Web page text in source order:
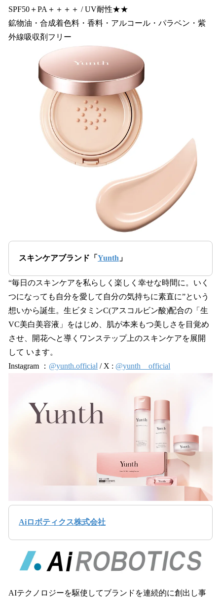
SPF50＋PA＋＋＋＋ / UV耐性★★
鉱物油・合成着色料・香料・アルコール・パラベン・紫
外線吸収剤フリー
スキンケアブランド「 Yunth 」
“毎⽇のスキンケアを私らしく楽しく幸せな時間に。いく
つになっても⾃分を愛して⾃分の気持ちに素直に”という
想いから誕⽣。⽣ビタミンC(アスコルビン酸)配合の「⽣
VC美⽩美容液」をはじめ、肌が本来もつ美しさを⽬覚め
させ、開花へと導くワンステップ上のスキンケアを展開
して います。
Instagram ： @yunth.officiaⅼ / X : @yunth__official
Aiロボティクス株式会社
AIテクノロジーを駆使してブランドを連続的に創出し事